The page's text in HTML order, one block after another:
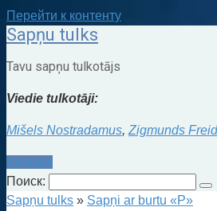
Перейти к контенту
Sapņu tulks
Tavu sapņu tulkotājs
Viedie tulkotāji:
Mišels Nostradamus, Zigmunds
Kontakti
Поиск:
Sapņu tulks » Sapņi ar burtu «P»